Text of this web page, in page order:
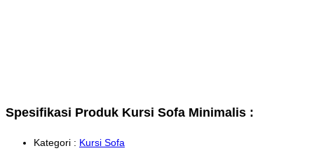
Spesifikasi Produk Kursi Sofa Minimalis :
Kategori : Kursi Sofa